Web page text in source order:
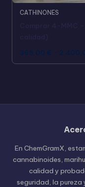
CATHINONES
365,00 € -
En ChemGramX,
cannabinoides,
calidad y
seguridad, la pureza